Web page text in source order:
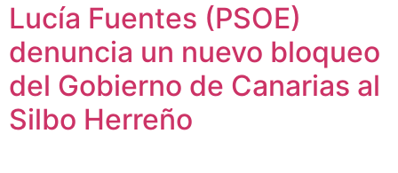
Lucía Fuentes (PSOE)
denuncia un nuevo bloqueo
del Gobierno de Canarias al
Silbo Herreño